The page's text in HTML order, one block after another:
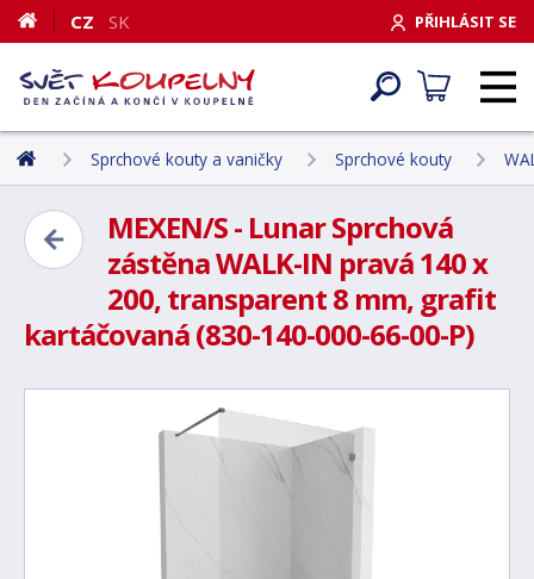
PŘIHLÁSIT SE
CZ SK
Sprchové kouty a vaničky Sprchové kouty
MEXEN/S - Lunar Sprchová
zástěna WALK-IN pravá 140 x
200, transparent 8 mm, grafit
kartáčovaná (830-140-000-66-00-P)